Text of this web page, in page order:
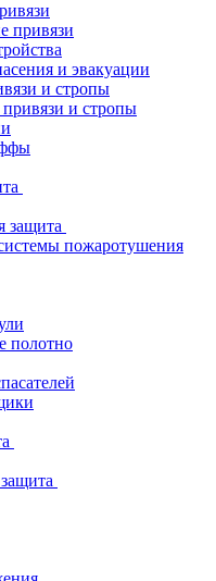
привязи
и эвакуации
и стропы
и стропы
защита
пожаротушения
полотно